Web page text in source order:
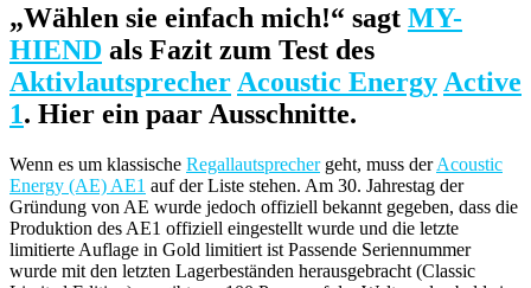
„Wählen sie einfach mich!“ sagt MY-
HIEND als Fazit zum Test des
Aktivlautsprecher Acoustic Energy Active
1. Hier ein paar Ausschnitte.
Wenn es um klassische Regallautsprechergeht, muss derAcoustic
Energy (AE) AE1 auf der Liste stehen. Am 30. Jahrestag der
Gründung von AE wurde jedoch offiziell bekannt gegeben, dass die
Produktion des AE1 offiziell eingestellt wurde und die letzte
limitierte Auflage in Gold limitiert ist Passende Seriennummer
wurde mit den letzten Lagerbeständen herausgebracht (Classic